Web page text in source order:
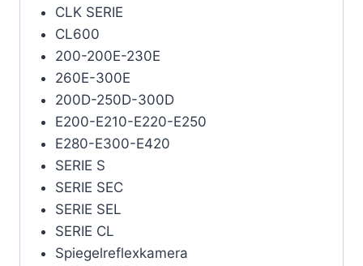
CLK SERIE
CL600
200-200E-230E
260E-300E
200D-250D-300D
E200-E210-E220-E250
E280-E300-E420
SERIE S
SERIE SEC
SERIE SEL
SERIE CL
Spiegelreflexkamera